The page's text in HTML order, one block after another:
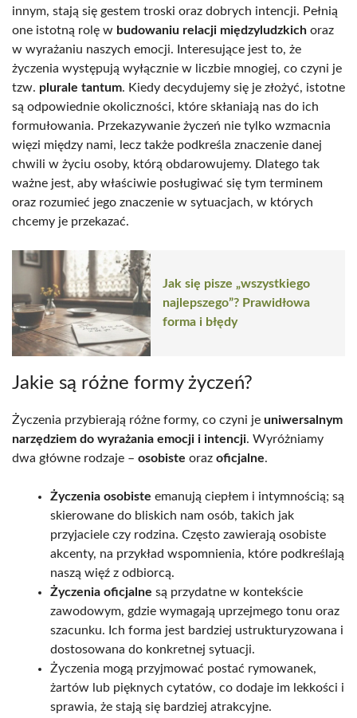
innym, stają się gestem troski oraz dobrych intencji. Pełnią
one istotną rolę w budowaniu relacji międzyludzkich oraz
w wyrażaniu naszych emocji. Interesujące jest to, że
życzenia występują wyłącznie w liczbie mnogiej, co czyni je
tzw. plurale tantum. Kiedy decydujemy się je złożyć, istotne
są odpowiednie okoliczności, które skłaniają nas do ich
formułowania. Przekazywanie życzeń nie tylko wzmacnia
więzi między nami, lecz także podkreśla znaczenie danej
chwili w życiu osoby, którą obdarowujemy. Dlatego tak
ważne jest, aby właściwie posługiwać się tym terminem
oraz rozumieć jego znaczenie w sytuacjach, w których
chcemy je przekazać.
Jak się pisze „wszystkiego
najlepszego”? Prawidłowa
forma i błędy
Jakie są różne formy życzeń?
Życzenia przybierają różne formy, co czyni je uniwersalnym
narzędziem do wyrażania emocji i intencji. Wyróżniamy
dwa główne rodzaje – osobiste oraz oficjalne.
Życzenia osobiste emanują ciepłem i intymnością; są
skierowane do bliskich nam osób, takich jak
przyjaciele czy rodzina. Często zawierają osobiste
akcenty, na przykład wspomnienia, które podkreślają
naszą więź z odbiorcą.
Życzenia oficjalne są przydatne w kontekście
zawodowym, gdzie wymagają uprzejmego tonu oraz
szacunku. Ich forma jest bardziej ustrukturyzowana i
dostosowana do konkretnej sytuacji.
Życzenia mogą przyjmować postać rymowanek,
żartów lub pięknych cytatów, co dodaje im lekkości i
sprawia, że stają się bardziej atrakcyjne.